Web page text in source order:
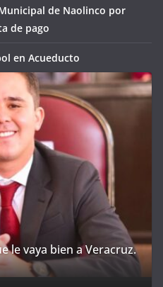
de Naolinco por
de pago
en Acueducto
le vaya bien a Veracruz.